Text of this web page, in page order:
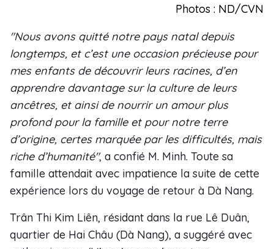
Photos : ND/CVN
"Nous avons quitté notre pays natal depuis
longtemps, et c’est une occasion précieuse pour
mes enfants de découvrir leurs racines, d’en
apprendre davantage sur la culture de leurs
ancêtres, et ainsi de nourrir un amour plus
profond pour la famille et pour notre terre
d’origine, certes marquée par les difficultés, mais
riche d’humanité", a confié M. Minh. Toute sa
famille attendait avec impatience la suite de cette
expérience lors du voyage de retour à Dà Nang.
Trân Thi Kim Liên, résidant dans la rue Lê Duân,
quartier de Hai Châu (Dà Nang), a suggéré avec